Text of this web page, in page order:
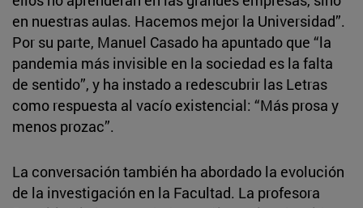
en nuestras aulas. Hacemos mejor la Universidad”.
Por su parte, Manuel Casado ha apuntado que “la
pandemia más invisible en la sociedad es la falta
de sentido”, y ha instado a redescubrir las Letras
como respuesta al vacío existencial: “Más prosa y
menos prozac”.
La conversación también ha abordado la evolución
de la investigación en la Facultad. La profesora